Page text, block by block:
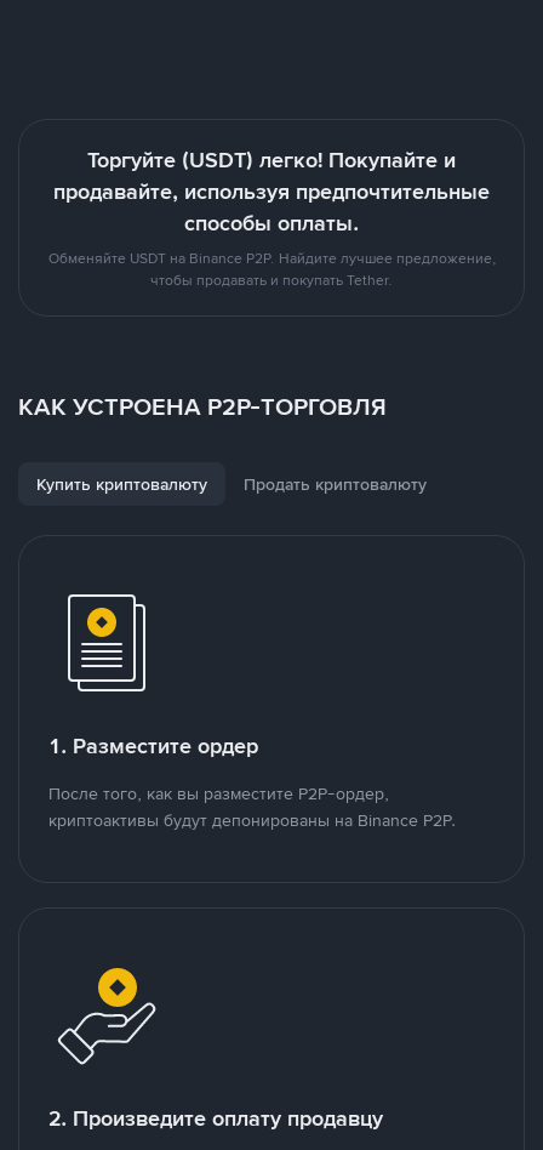
Торгуйте (USDT) легко! Покупайте и
продавайте, используя предпочтительные
способы оплаты.
Обменяйте USDT на Binance P2P. Найдите лучшее предложение,
чтобы продавать и покупать Tether.
КАК УСТРОЕНА P2P-ТОРГОВЛЯ
Купить криптовалюту Продать криптовалюту
1. Разместите ордер
После того, как вы разместите P2P-ордер,
криптоактивы будут депонированы на Binance P2P.
2. Произведите оплату продавцу